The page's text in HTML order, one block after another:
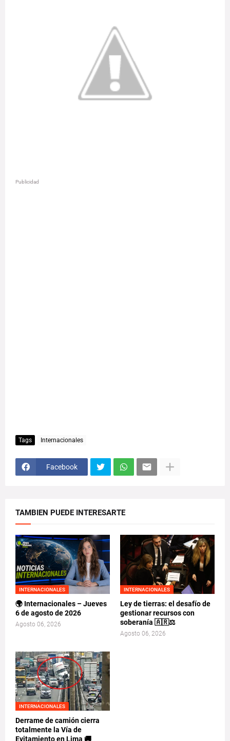
Publicidad
Tags Internacionales
Facebook
TAMBIEN PUEDE INTERESARTE
INTERNACIONALES
🌍 Internacionales – Jueves
6 de agosto de 2026
Agosto 06, 2026
INTERNACIONALES
Ley de tierras: el desafío de
gestionar recursos con
soberanía 🇦🇷⚖️
Agosto 06, 2026
INTERNACIONALES
Derrame de camión cierra
totalmente la Vía de
Evitamiento en Lima 🚚